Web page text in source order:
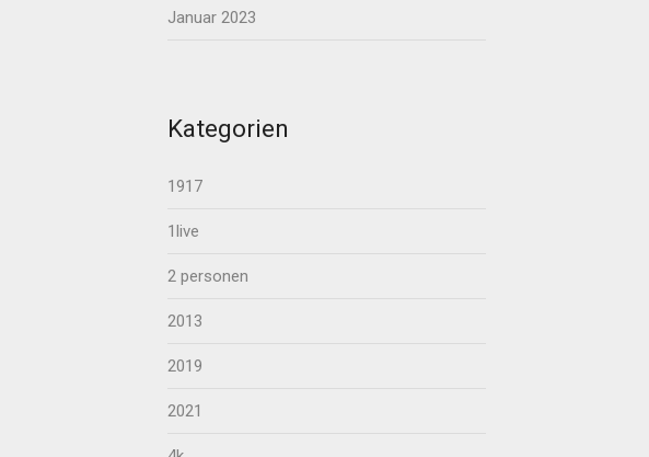
Januar 2023
Kategorien
1917
1live
2 personen
2013
2019
2021